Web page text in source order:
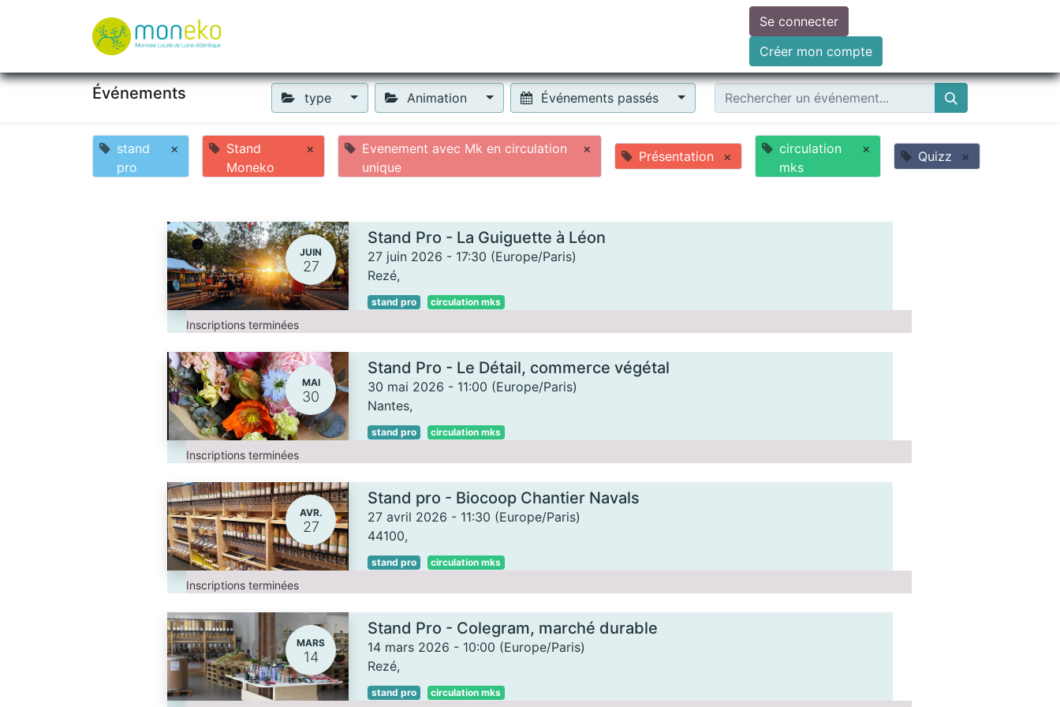
Faire un don
Se connecter
Créer mon compte
Événements type Animation Événements passés
stand
pro
×
Stand
Moneko
×
Evenement avec Mk en circulation
unique
× Présentation ×
circulation
mks
× Quizz ×
JUIN
27
Stand Pro - La Guiguette à Léon
27 juin 2026 - 17:30 (Europe/Paris)
Rezé,
stand pro circulation mks
Inscriptions terminées
MAI
30
Stand Pro - Le Détail, commerce végétal
30 mai 2026 - 11:00 (Europe/Paris)
Nantes,
stand pro circulation mks
Inscriptions terminées
AVR.
27
Stand pro - Biocoop Chantier Navals
27 avril 2026 - 11:30 (Europe/Paris)
44100,
stand pro circulation mks
Inscriptions terminées
MARS
14
Stand Pro - Colegram, marché durable
14 mars 2026 - 10:00 (Europe/Paris)
Rezé,
stand pro circulation mks